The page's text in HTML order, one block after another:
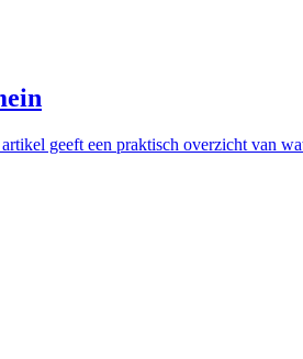
geeft een praktisch overzicht van